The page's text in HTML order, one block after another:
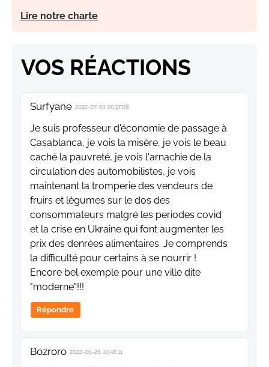
Lire notre charte
VOS RÉACTIONS
Surfyane 2022-07-01 00:17:08
Je suis professeur d'économie de passage à
Casablanca, je vois la misère, je vois le beau
caché la pauvreté, je vois l'arnachie de la
circulation des automobilistes, je vois
maintenant la tromperie des vendeurs de
fruirs et légumes sur le dos des
consommateurs malgré les periodes covid
et la crise en Ukraine qui font augmenter les
prix des denrées alimentaires. Je comprends
la difficulté pour certains à se nourrir !
Encore bel exemple pour une ville dite
"moderne"!!!
Répondre
Bozroro 2022-06-28 10:48:11